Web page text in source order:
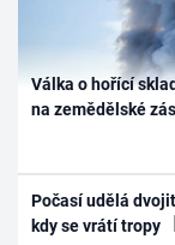
Válka o hořící
na zemědělské
Počasí udělá
kdy se vrátí tropy